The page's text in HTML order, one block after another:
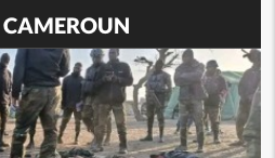
CAMEROUN